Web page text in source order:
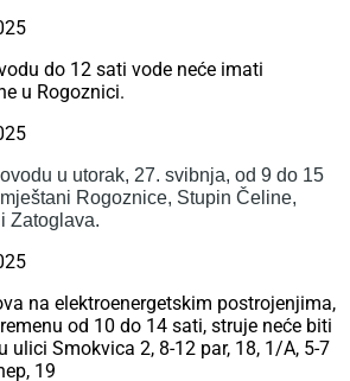
do 12 sati vode neće imati
u Rogoznici.
u utorak, 27. svibnja, od 9 do 15
Rogoznice, Stupin Čeline,
Zatoglava.
na elektroenergetskim postrojenjima,
od 10 do 14 sati, struje neće biti
ulici Smokvica 2, 8-12 par, 18, 1/A, 5-7
19